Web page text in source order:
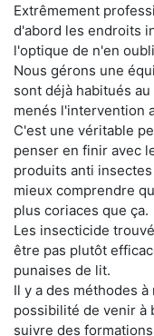
Extrêmement
d'abord les endroits
l'optique de n'en
Nous gérons une
sont déjà habitués
menés l'intervention
C'est une véritable
penser en finir avec
produits anti
mieux comprendre
plus coriaces que ça.
Les insecticide
être pas plutôt
punaises de lit.
Il y a des méthodes
possibilité de venir à
suivre des